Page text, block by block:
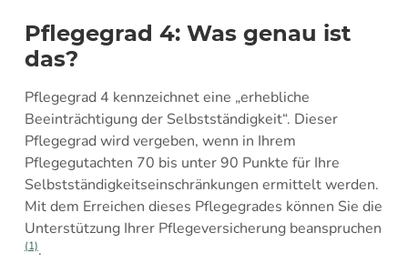
Pflegegrad 4: Was genau ist
das?
Pflegegrad 4 kennzeichnet eine „erhebliche
Beeinträchtigung der Selbstständigkeit“. Dieser
Pflegegrad wird vergeben, wenn in Ihrem
Pflegegutachten 70 bis unter 90 Punkte für Ihre
Selbstständigkeitseinschränkungen ermittelt werden.
Mit dem Erreichen dieses Pflegegrades können Sie die
Unterstützung Ihrer Pflegeversicherung beanspruchen
(1).